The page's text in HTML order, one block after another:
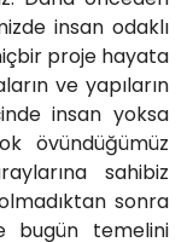
insan odaklı
proje hayata
ve yapıların
insan yoksa
övündüğümüz
sahibiz
sonra
bugün temelini